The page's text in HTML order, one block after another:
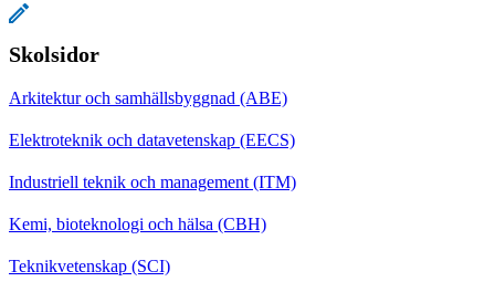
Skolsidor
Arkitektur och samhällsbyggnad (ABE)
Elektroteknik och datavetenskap (EECS)
Industriell teknik och management (ITM)
Kemi, bioteknologi och hälsa (CBH)
Teknikvetenskap (SCI)